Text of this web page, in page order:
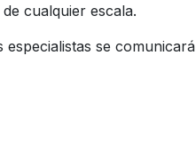
cualquier escala.
se comunicará